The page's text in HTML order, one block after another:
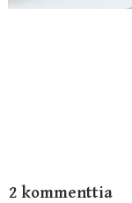
2 kommenttia